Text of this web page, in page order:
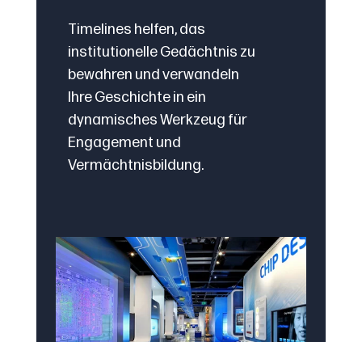
Timelines helfen, das
institutionelle Gedächtnis zu
bewahren und verwandeln
Ihre Geschichte in ein
dynamisches Werkzeug für
Engagement und
Vermächtnisbildung.